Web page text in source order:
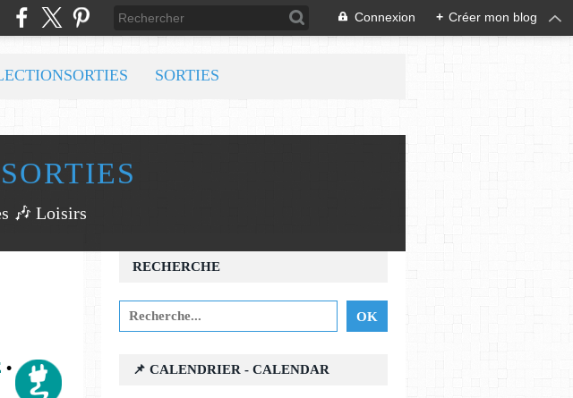
Connexion + Créer mon blog
🎶 Loisirs
SORTIES
•
RECHERCHE
📌 CALENDRIER - CALENDAR